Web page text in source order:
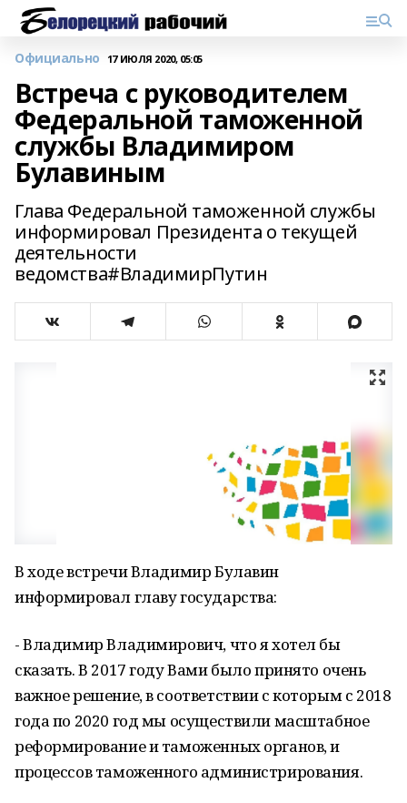
Официально 17 ИЮЛЯ 2020, 05:05
Встреча с руководителем
Федеральной таможенной
службы Владимиром
Булавиным
Глава Федеральной таможенной службы
информировал Президента о текущей
деятельности
ведомства#ВладимирПутин
В ходе встречи Владимир Булавин
информировал главу государства:
- Владимир Владимирович, что я хотел бы
сказать. В 2017 году Вами было принято очень
важное решение, в соответствии с которым с 2018
года по 2020 год мы осуществили масштабное
реформирование и таможенных органов, и
процессов таможенного администрирования.